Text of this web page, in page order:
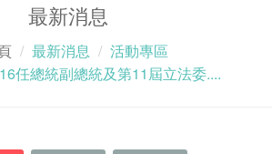
最新消息
最新消息
活動專區
任總統副總統及第11屆立法委....